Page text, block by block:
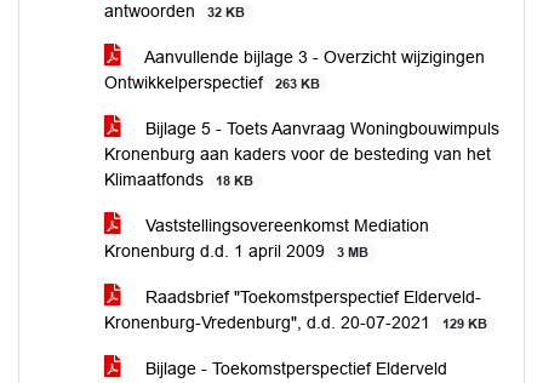
antwoorden
32 KB
Aanvullende bijlage 3 - Overzicht wijzigingen
Ontwikkelperspectief
263 KB
Bijlage 5 - Toets Aanvraag Woningbouwimpuls
Kronenburg aan kaders voor de besteding van het
Klimaatfonds
18 KB
Vaststellingsovereenkomst Mediation
Kronenburg d.d. 1 april 2009
3 MB
Raadsbrief "Toekomstperspectief Elderveld-
Kronenburg-Vredenburg", d.d. 20-07-2021
129 KB
Bijlage - Toekomstperspectief Elderveld